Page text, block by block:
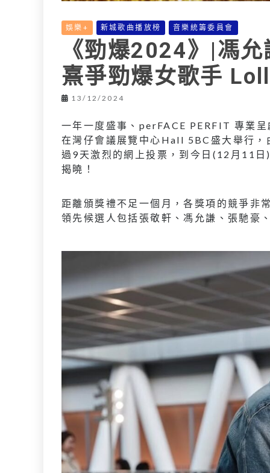
娛樂+ 新城歌曲播放榜 音樂統籌委員會
《勁爆2024》|馮
熹爭勁爆女歌手
13/12/2024
一年一度盛事、perFACE PERFIT 專業
在灣仔會議展覽中心Hall 5BC盛大舉行
過9天激烈的網上投票，到今日(12月11
揭曉！
距離頒獎禮不足一個月，各獎項的競爭非
領先候選人包括張敬軒、馮允謙、張馳豪